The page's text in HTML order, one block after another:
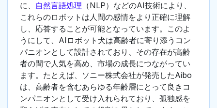
に、 自然言語処理 （NLP）などのAI技術により、
これらのロボットは人間の感情をより正確に理解
し、応答することが可能となっています。このよ
うにして、AIロボット犬は高齢者に寄り添うコン
パニオンとして設計されており、その存在が高齢
者の間で人気を高め、市場の成長につながってい
ます。たとえば、ソニー株式会社が発売したAibo
は、高齢者を含むあらゆる年齢層にとって良きコ
ンパニオンとして受け入れられており、孤独感を